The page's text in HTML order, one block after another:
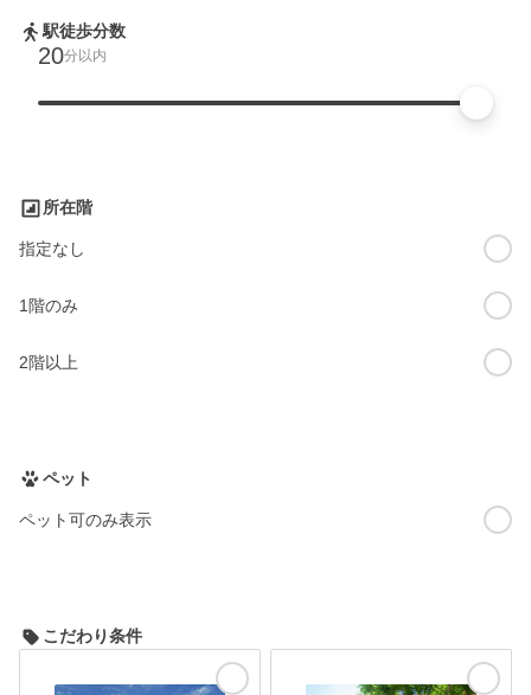
駅徒歩分数
20分以内
所在階
指定なし
1階のみ
2階以上
ペット
ペット可のみ表示
こだわり条件